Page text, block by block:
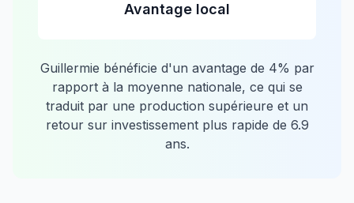
Avantage local
Guillermie bénéficie d'un avantage de 4% par
rapport à la moyenne nationale, ce qui se
traduit par une production supérieure et un
retour sur investissement plus rapide de 6.9
ans.